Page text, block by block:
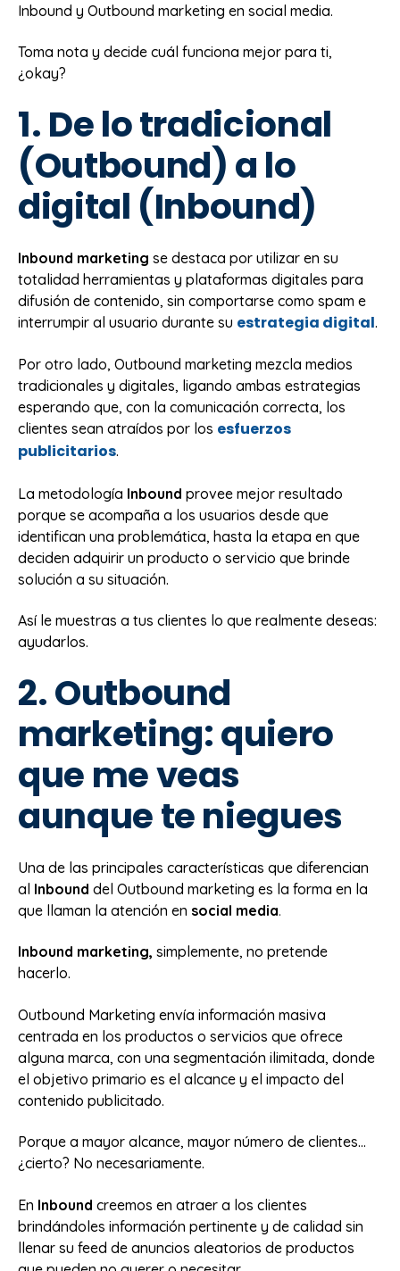
Inbound y Outbound marketing en social media.
Toma nota y decide cuál funciona mejor para ti,
¿okay?
1. De lo tradicional
(Outbound) a lo
digital (Inbound)
Inbound marketing se destaca por utilizar en su
totalidad herramientas y plataformas digitales para
difusión de contenido, sin comportarse como spam e
interrumpir al usuario durante su estrategia digital.
Por otro lado, Outbound marketing mezcla medios
tradicionales y digitales, ligando ambas estrategias
esperando que, con la comunicación correcta, los
clientes sean atraídos por los esfuerzos
publicitarios.
La metodología Inbound provee mejor resultado
porque se acompaña a los usuarios desde que
identifican una problemática, hasta la etapa en que
deciden adquirir un producto o servicio que brinde
solución a su situación.
Así le muestras a tus clientes lo que realmente deseas:
ayudarlos.
2. Outbound
marketing: quiero
que me veas
aunque te niegues
Una de las principales características que diferencian
al Inbound del Outbound marketing es la forma en la
que llaman la atención en social media.
Inbound marketing, simplemente, no pretende
hacerlo.
Outbound Marketing envía información masiva
centrada en los productos o servicios que ofrece
alguna marca, con una segmentación ilimitada, donde
el objetivo primario es el alcance y el impacto del
contenido publicitado.
Porque a mayor alcance, mayor número de clientes...
¿cierto? No necesariamente.
En Inbound creemos en atraer a los clientes
brindándoles información pertinente y de calidad sin
llenar su feed de anuncios aleatorios de productos